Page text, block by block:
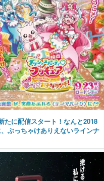
たに配信スタート！なんと2018
ぶっちゃけありえないラインナ